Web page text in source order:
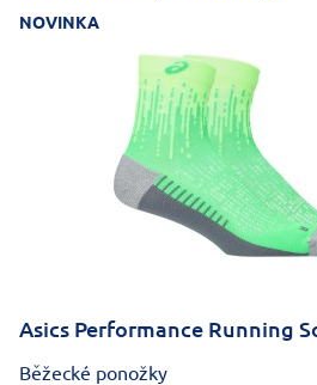
NOVINKA
Asics Performance Running
Běžecké ponožky